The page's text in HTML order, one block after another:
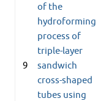
9
of the
hydroforming
process of
triple-layer
sandwich
cross-shaped
tubes using